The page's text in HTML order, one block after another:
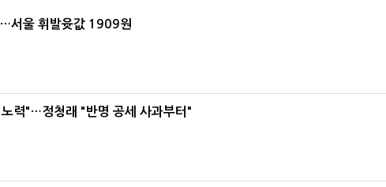
서울 휘발윳값 1909원
력"…정청래 "반명 공세 사과부터"